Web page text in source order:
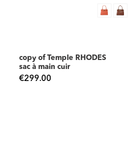
copy of Temple RHODES
sac à main cuir
€299.00